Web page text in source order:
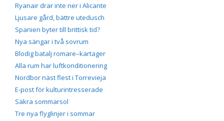
Ryanair drar inte ner i Alicante
Ljusare gård, bättre utedusch
Spanien byter till brittisk tid?
Nya sängar i två sovrum
Blodig batalj romare–kartager
Alla rum har luftkonditionering
Nordbor näst flest i Torrevieja
E-post för kulturintresserade
Säkra sommarsol
Tre nya flyglinjer i sommar